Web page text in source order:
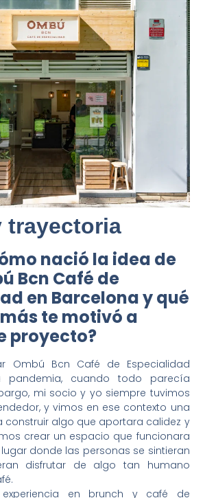
trayectoria
nació la idea de
Bcn Café de
en Barcelona y qué
te motivó a
proyecto?
Ombú Bcn Café de Especialidad
pandemia, cuando todo parecía
mi socio y yo siempre tuvimos
y vimos en ese contexto una
algo que aportara calidez y
crear un espacio que funcionara
donde las personas se sintieran
disfrutar de algo tan humano
en brunch y café de